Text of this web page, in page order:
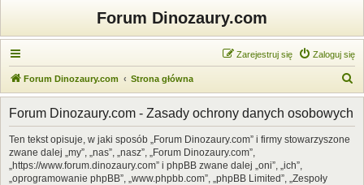
Forum Dinozaury.com
Zaloguj się
Zarejestruj się
Forum Dinozaury.com Strona główna
z
Forum Dinozaury.com - Zasady ochrony danych osobowych
Ten tekst opisuje, w jaki sposób „Forum Dinozaury.com” i firmy stowarzyszone
zwane dalej „my”, „nas”, „nasz”, „Forum Dinozaury.com”,
„https://www.forum.dinozaury.com” i phpBB zwane dalej „oni”, „ich”,
„oprogramowanie phpBB”, „www.phpbb.com”, „phpBB Limited”, „Zespoły